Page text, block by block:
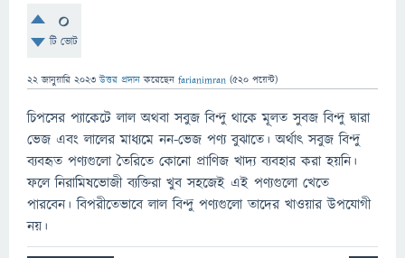
0
টি ভোট
22 জানুয়ারি 2023 উত্তর প্রদান করেছেন farianimran (520 পয়েন্ট)
চিপসের প্যাকেটে লাল অথবা সবুজ বিন্দু থাকে মূলত সুবজ বিন্দু দ্বারা
ভেজ এবং লালের মাধ্যমে নন-ভেজ পণ্য বুঝাতে। অর্থাৎ সবুজ বিন্দু
ব্যবহৃত পণ্যগুলো তৈরিতে কোনো প্রাণিজ খাদ্য ব্যবহার করা হয়নি।
ফলে নিরামিষভোজী ব্যক্তিরা খুব সহজেই এই পণ্যগুলো খেতে
পারবেন। বিপরীতেভাবে লাল বিন্দু পণ্যগুলো তাদের খাওয়ার উপযোগী
নয়।